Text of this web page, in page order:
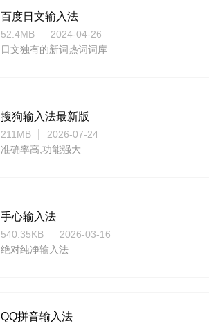
百度日文输入法
52.4MB
2024-04-26
日文独有的新词热词词库
搜狗输入法最新版
211MB
2026-07-24
准确率高,功能强大
手心输入法
540.35KB
2026-03-16
绝对纯净输入法
QQ拼音输入法